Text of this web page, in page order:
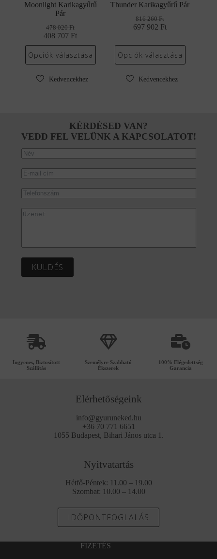
Moonlight Karikagyűrű
Pár
478 020Ft
Original
price
was:
408 707 Ft
Current
price
is:
Opciók választása
Kedvencekhez
Thunder Karikagyűrű Pár
816 260Ft
Original
was:
816
697 902 Ft
Current
is:
697
Opciók választása
Kedvencekhez
KÉRDÉSED VAN?
VEDD FEL VELÜNK A KAPCSOLATOT!
KÜLDÉS
Ingyenes, Biztosított
Szállítás
Személyre Szabható
Ékszerek
100% Elégedettség
Garancia
Elérhetőségeink
info@gyuruneked.hu
+36 70 771 6651
1055 Budapest, Bihari János utca 1.
Nyitvatartás
Hétfő-Péntek: 11.00 – 19.00
Szombat: 10.00 – 14.00
IDŐPONTFOGLALÁS
FIZETÉS